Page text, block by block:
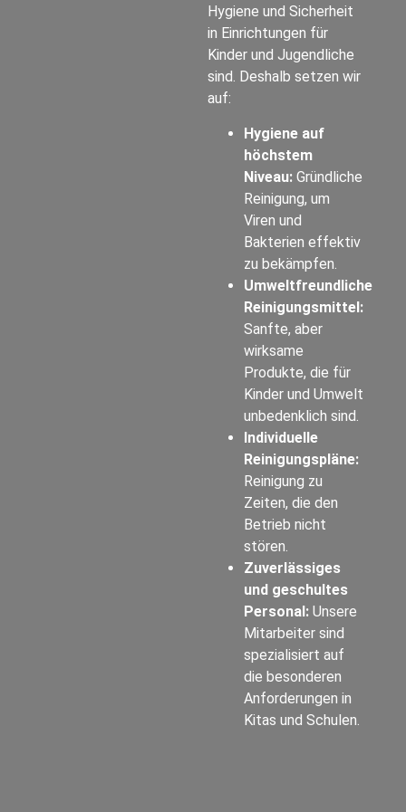
Hygiene und Sicherheit
in Einrichtungen für
Kinder und Jugendliche
sind. Deshalb setzen wir
auf:
Hygiene auf
höchstem
Niveau: Gründliche
Reinigung, um
Viren und
Bakterien effektiv
zu bekämpfen.
Umweltfreundliche
Reinigungsmittel:
Sanfte, aber
wirksame
Produkte, die für
Kinder und Umwelt
unbedenklich sind.
Individuelle
Reinigungspläne:
Reinigung zu
Zeiten, die den
Betrieb nicht
stören.
Zuverlässiges
und geschultes
Personal: Unsere
Mitarbeiter sind
spezialisiert auf
die besonderen
Anforderungen in
Kitas und Schulen.